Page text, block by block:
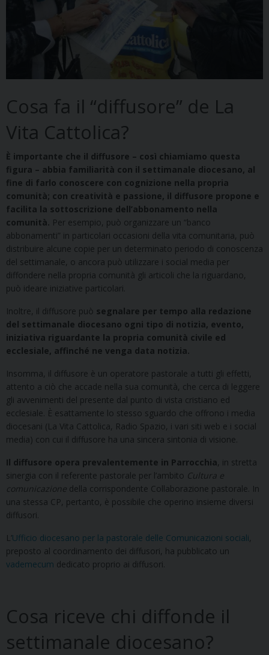
Cosa fa il “diffusore” de La
Vita Cattolica?
È importante che il diffusore – così chiamiamo questa
figura – abbia familiarità con il settimanale diocesano, al
fine di farlo conoscere con cognizione nella propria
comunità; con creatività e passione, il diffusore propone e
facilita la sottoscrizione dell’abbonamento nella
comunità. Per esempio, può organizzare un “banco
abbonamenti” in particolari occasioni della vita comunitaria, può
distribuire alcune copie per un determinato periodo di conoscenza
del settimanale, o ancora può utilizzare i social media per
diffondere nella propria comunità gli articoli che la riguardano,
può ideare iniziative particolari.
Inoltre, il diffusore può segnalare per tempo alla redazione
del settimanale diocesano ogni tipo di notizia, evento,
iniziativa riguardante la propria comunità civile ed
ecclesiale, affinché ne venga data notizia.
Insomma, il diffusore è un operatore pastorale a tutti gli effetti,
attento a ciò che accade nella sua comunità, che cerca di leggere
gli avvenimenti del presente dal punto di vista cristiano ed
ecclesiale. È esattamente lo stesso sguardo che offrono i media
diocesani (La Vita Cattolica, Radio Spazio, i vari siti web e i social
media) con cui il diffusore ha una sincera sintonia di visione.
Il diffusore opera prevalentemente in Parrocchia , in stretta
sinergia con il referente pastorale per l’ambito Cultura e
comunicazione della corrispondente Collaborazione pastorale. In
una stessa CP, pertanto, è possibile che operino insieme diversi
diffusori.
L’Ufficio diocesano per la pastorale delle Comunicazioni sociali
preposto al coordinamento dei diffusori, ha pubblicato un
vademecum dedicato proprio ai diffusori.
Cosa riceve chi diffonde il
settimanale diocesano?